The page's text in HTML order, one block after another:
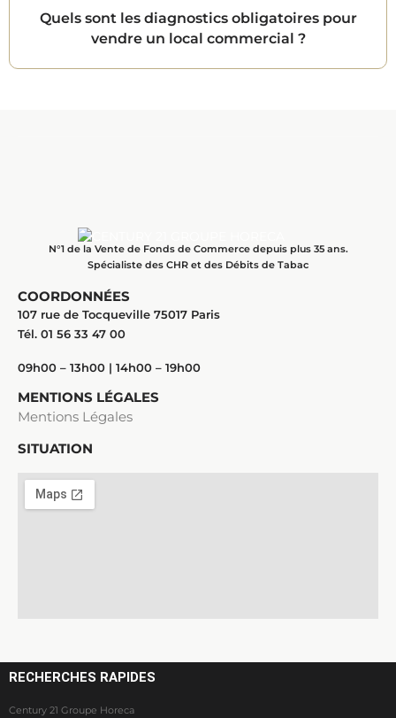
Quels sont les diagnostics obligatoires pour
vendre un local commercial ?
N°1 de la Vente de Fonds de Commerce depuis plus 35 ans.
Spécialiste des CHR et des Débits de Tabac
COORDONNÉES
107 rue de Tocqueville 75017 Paris
Tél. 01 56 33 47 00
09h00 – 13h00 | 14h00 – 19h00
MENTIONS LÉGALES
Mentions Légales
SITUATION
RECHERCHES RAPIDES
Century 21 Groupe Horeca